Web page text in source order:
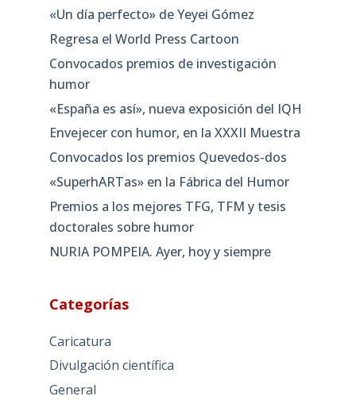
«Un día perfecto» de Yeyei Gómez
Regresa el World Press Cartoon
Convocados premios de investigación
humor
«España es así», nueva exposición del IQH
Envejecer con humor, en la XXXII Muestra
Convocados los premios Quevedos-dos
«SuperhARTas» en la Fábrica del Humor
Premios a los mejores TFG, TFM y tesis
doctorales sobre humor
NURIA POMPEIA. Ayer, hoy y siempre
Categorías
Caricatura
Divulgación científica
General